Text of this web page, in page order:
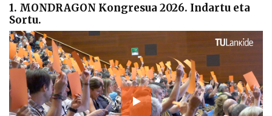
1. MONDRAGON Kongresua 2026. Indartu eta
Sortu.